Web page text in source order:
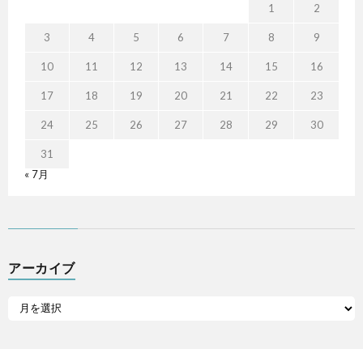
1 2
3 4 5 6 7 8 9
10 11 12 13 14 15 16
17 18 19 20 21 22 23
24 25 26 27 28 29 30
31
« 7月
アーカイブ